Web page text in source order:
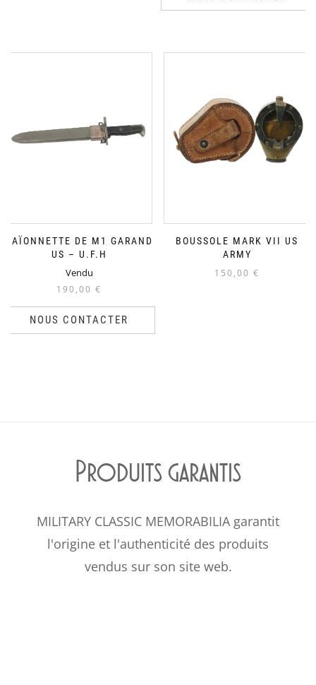
BAÏONNETTE DE M1 GARAND
US – U.F.H
Vendu
190,00 €
NOUS CONTACTER
BOUSSOLE MARK VII US
ARMY
150,00 €
Produits garantis
MILITARY CLASSIC MEMORABILIA garantit
l'origine et l'authenticité des produits
vendus sur son site web.